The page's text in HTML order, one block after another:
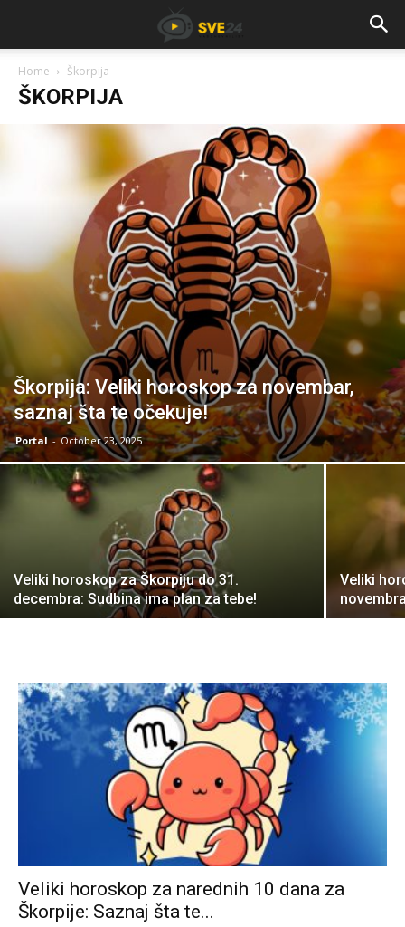
Home Škorpija
ŠKORPIJA
Škorpija: Veliki horoskop za novembar,
saznaj šta te očekuje!
Portal - October 23, 2025
Veliki horoskop za Škorpiju do 31.
decembra: Sudbina ima plan za tebe!
Veliki
Veliki horoskop za narednih 10 dana za
Škorpije: Saznaj šta te...